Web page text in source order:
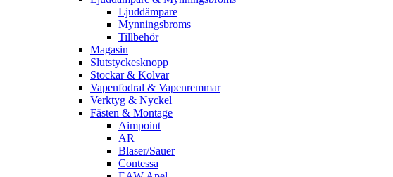
Ljuddämpare
Mynningsbroms
Tillbehör
Magasin
Slutstyckesknopp
Stockar & Kolvar
Vapenfodral & Vapenremmar
Verktyg & Nyckel
Fästen & Montage
Aimpoint
AR
Blaser/Sauer
Contessa